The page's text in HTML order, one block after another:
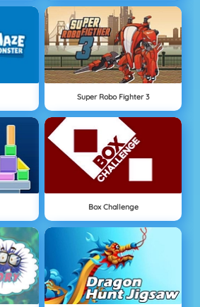
Super Robo Fighter 3
Box Challenge